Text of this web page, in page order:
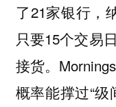
了21家银行，
只要15个交易
接货。
概率能撑过“级